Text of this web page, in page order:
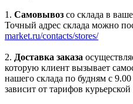
1. Самовывоз со склада в
Точный адрес склада можно
market.ru/contacts/stores/
2. Доставка заказа
которую клиент вызывает
нашего склада по будням с
зависит от тарифов